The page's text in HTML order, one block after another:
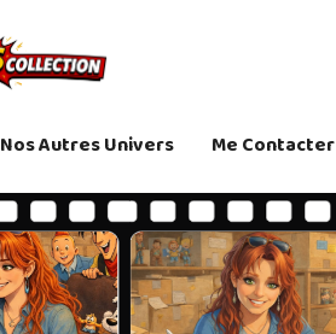
Nos Autres Univers Me Contacter